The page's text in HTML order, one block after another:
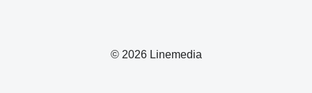
© 2026 Linemedia